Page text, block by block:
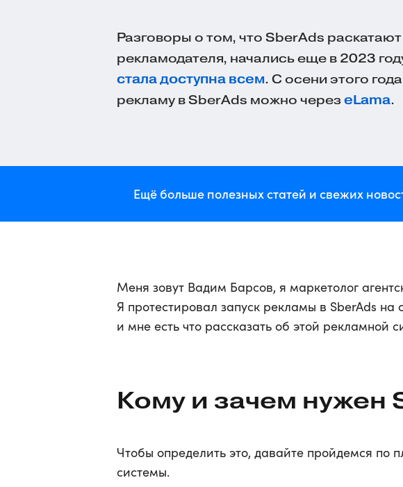
Разговоры о том, что SberAds
рекламодателя, начались еще в 2023
стала доступна всем. С осени этого
рекламу в SberAds можно черезeLama.
Ещё больше полезных статей и свежих
Меня зовут Вадим Барсов, я маркетолог
Я протестировал запуск рекламы в SberAds
и мне есть что рассказать об этой рекламной
Кому и зачем нужен
Чтобы определить это, давайте пройдемся
системы.